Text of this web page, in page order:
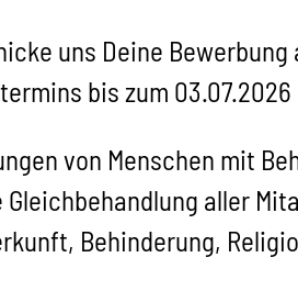
uns Deine
bis zum
von Menschen mit
aller
Behinderung,